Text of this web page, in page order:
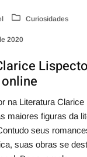
Curiosidades
2020
na Literatura
maiores figuras da
seus
suas obras se